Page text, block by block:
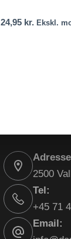
24,95 kr. Ekskl.
2500
Tel:
+45 71
Email: